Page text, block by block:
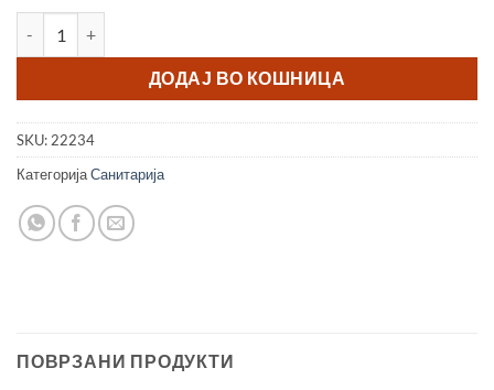
ДОДАЈ ВО КОШНИЦА
SKU:22234
КатегоријаСанитарија
ПОВРЗАНИ ПРОДУКТИ